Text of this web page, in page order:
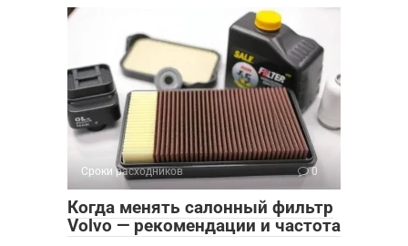
Сроки расходников 0
Когда менять салонный фильтр
Volvo — рекомендации и частота